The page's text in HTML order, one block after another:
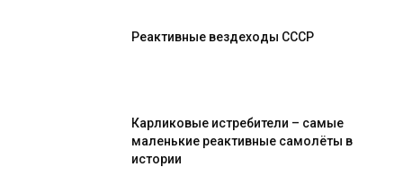
Реактивные вездеходы СССР
Карликовые истребители – самые
маленькие реактивные самолёты в
истории